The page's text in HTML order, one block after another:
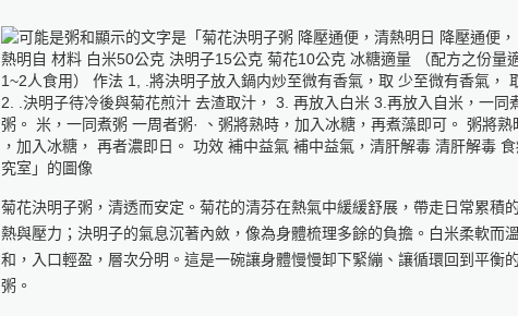
菊花決明子粥，清透而安定。菊花的清芬在熱氣中緩緩舒展，帶走日常累積
熱與壓力；決明子的氣息沉著內斂，像為身體梳理多餘的負擔。白米柔軟而
和，入口輕盈，層次分明。這是一碗讓身體慢慢卸下緊繃、讓循環回到平衡
粥。